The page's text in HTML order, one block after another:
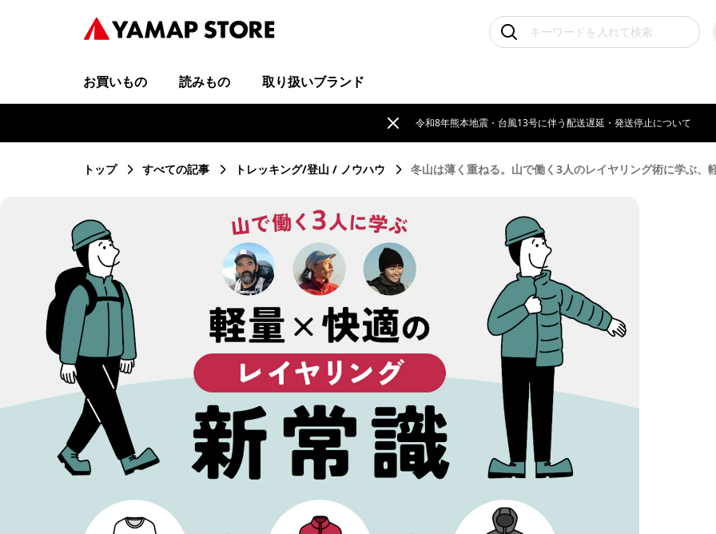
お買いもの 読みもの 取り扱いブランド
令和8年熊本地震・台風13号に伴う配送遅延・発送停止について
トップ すべての記事 トレッキング/登山 ノウハウ 冬山は薄く重ねる。山で働く3人のレイヤリング術に学ぶ、